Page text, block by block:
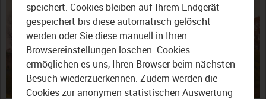
Video
speichert. Cookies bleiben auf Ihrem Endgerät
gespeichert bis diese automatisch gelöscht
werden oder Sie diese manuell in Ihren
Browsereinstellungen löschen. Cookies
ermöglichen es uns, Ihren Browser beim nächsten
Besuch wiederzuerkennen. Zudem werden die
Cookies zur anonymen statistischen Auswertung